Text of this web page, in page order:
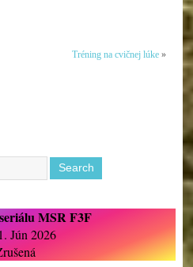
Tréning na cvičnej lúke»
MSR F3F
Jún 2026